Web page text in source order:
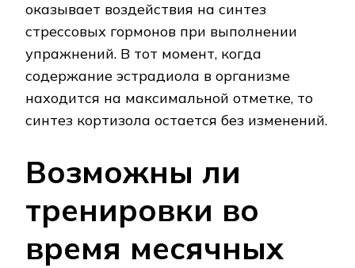
оказывает воздействия на синтез
стрессовых гормонов при выполнении
упражнений. В тот момент, когда
содержание эстрадиола в организме
находится на максимальной отметке, то
синтез кортизола остается без изменений.
Возможны ли
тренировки во
время месячных